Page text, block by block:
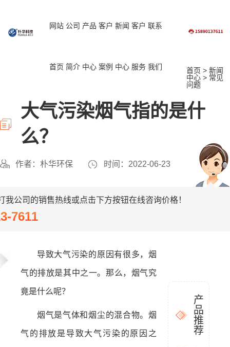
网站
首页
公司
简介
产品
中心
客户
案例
新闻
中心
客户
服务
联系
我们 首页 >新闻
中心 > 常见
问题
大气污染烟气指的是什
么？
作者：朴华环保 时间：2022-06-23
公司的销售热线或点击下方按钮在线咨询价格！
7611
导致大气污染的原因有很多，烟
气的排放是其中之一。那么，烟气究
竟是什么呢？
烟气是气体和烟尘的混合物。烟
气的排放是导致大气污染的原因之
产
品
推
荐